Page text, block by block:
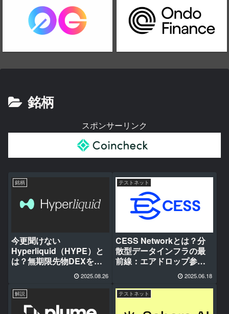
銘柄
スポンサーリンク
銘柄
今更聞けない
Hyperliquid（HYPE）と
は？無期限先物DEXを革
新するレイヤー1ブロック
2025.08.26
テストネット
CESS Networkとは？分
散型データインフラの最
前線：エアドロップ参加
方法・ロードマップまで
2025.06.18
解説 テストネット